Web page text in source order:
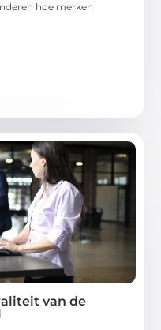
hoe merken
van de